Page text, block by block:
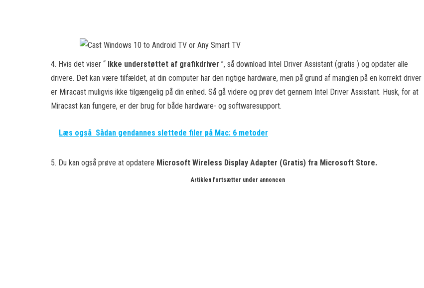
4. Hvis det viser “ Ikke understøttet af grafikdriver ”, så download Intel Driver Assistant (gratis ) og opdater alle
drivere. Det kan være tilfældet, at din computer har den rigtige hardware, men på grund af manglen på en korrekt driver
er Miracast muligvis ikke tilgængelig på din enhed. Så gå videre og prøv det gennem Intel Driver Assistant. Husk, for at
Miracast kan fungere, er der brug for både hardware- og softwaresupport.
Læs også Sådan gendannes slettede filer på Mac: 6 metoder
5. Du kan også prøve at opdatere Microsoft Wireless Display Adapter (Gratis) fra Microsoft Store.
Artiklen fortsætter under annoncen